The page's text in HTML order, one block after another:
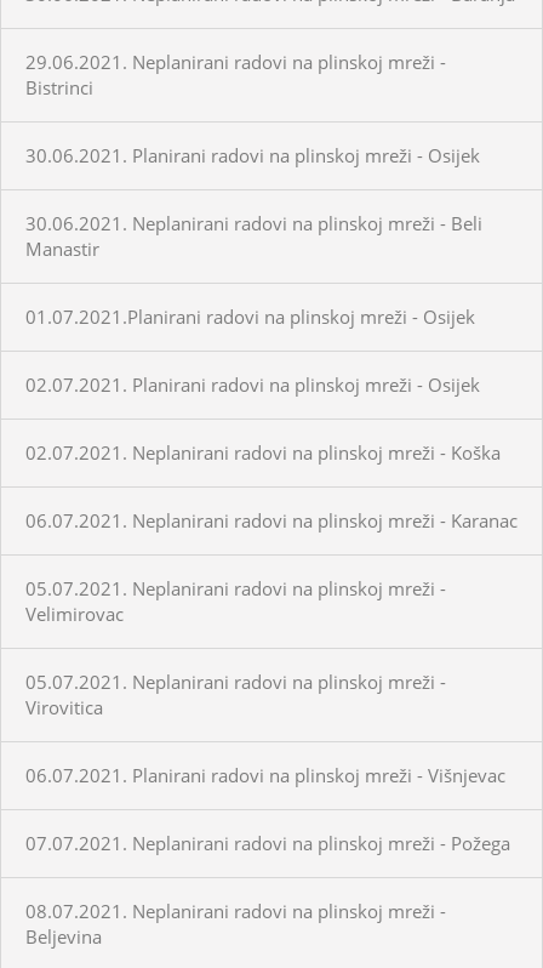
29.06.2021. Neplanirani radovi na plinskoj mreži -
Bistrinci
30.06.2021. Planirani radovi na plinskoj mreži - Osijek
30.06.2021. Neplanirani radovi na plinskoj mreži - Beli
Manastir
01.07.2021.Planirani radovi na plinskoj mreži - Osijek
02.07.2021. Planirani radovi na plinskoj mreži - Osijek
02.07.2021. Neplanirani radovi na plinskoj mreži - Koška
06.07.2021. Neplanirani radovi na plinskoj mreži - Karanac
05.07.2021. Neplanirani radovi na plinskoj mreži -
Velimirovac
05.07.2021. Neplanirani radovi na plinskoj mreži -
Virovitica
06.07.2021. Planirani radovi na plinskoj mreži - Višnjevac
07.07.2021. Neplanirani radovi na plinskoj mreži - Požega
08.07.2021. Neplanirani radovi na plinskoj mreži -
Beljevina